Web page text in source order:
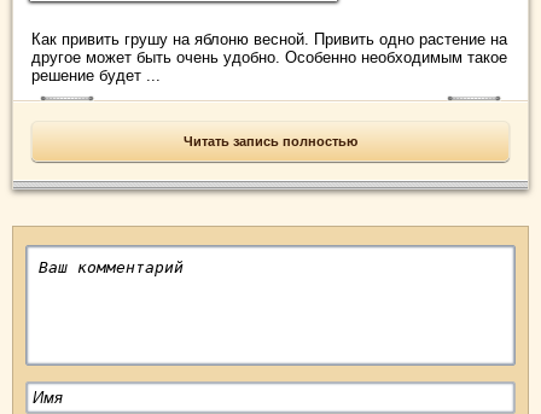
Как привить грушу на яблоню весной. Привить одно растение на
другое может быть очень удобно. Особенно необходимым такое
решение будет ...
Читать запись полностью